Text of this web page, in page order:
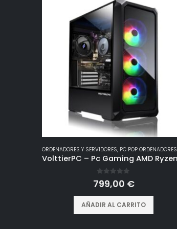
ORDENADORES Y SERVIDORES, PC POP ORDENADORES GAMING
out of 5
799,00 €
AÑADIR AL CARRITO